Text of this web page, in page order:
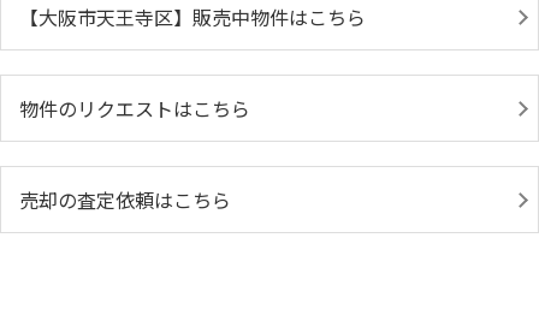
【大阪市天王寺区】販売中物件はこちら
物件のリクエストはこちら
売却の査定依頼はこちら